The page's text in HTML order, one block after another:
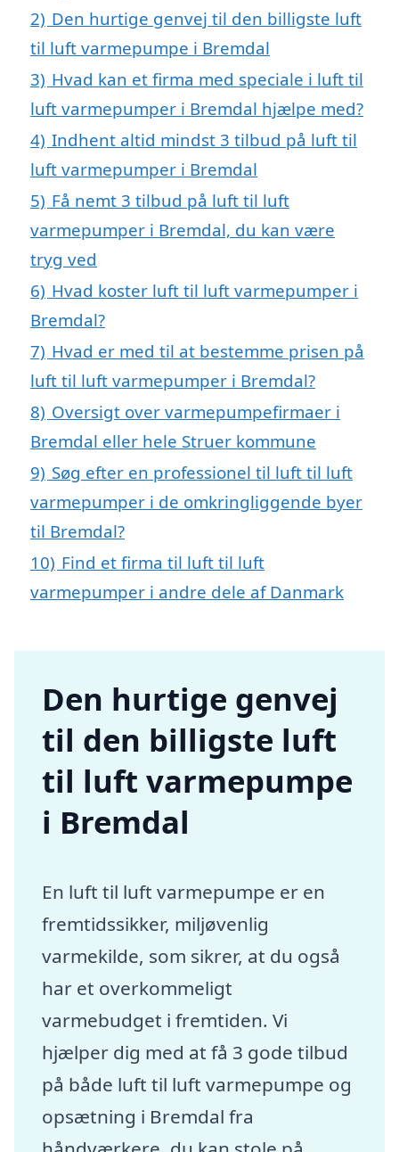
2) Den hurtige genvej til den billigste luft
til luft varmepumpe i Bremdal
3) Hvad kan et firma med speciale i luft til
luft varmepumper i Bremdal hjælpe med?
4) Indhent altid mindst 3 tilbud på luft til
luft varmepumper i Bremdal
5) Få nemt 3 tilbud på luft til luft
varmepumper i Bremdal, du kan være
tryg ved
6) Hvad koster luft til luft varmepumper i
Bremdal?
7) Hvad er med til at bestemme prisen på
luft til luft varmepumper i Bremdal?
8) Oversigt over varmepumpefirmaer i
Bremdal eller hele Struer kommune
9) Søg efter en professionel til luft til luft
varmepumper i de omkringliggende byer
til Bremdal?
10) Find et firma til luft til luft
varmepumper i andre dele af Danmark
Den hurtige genvej
til den billigste luft
til luft varmepumpe
i Bremdal
En luft til luft varmepumpe er en
fremtidssikker, miljøvenlig
varmekilde, som sikrer, at du også
har et overkommeligt
varmebudget i fremtiden. Vi
hjælper dig med at få 3 gode tilbud
på både luft til luft varmepumpe og
opsætning i Bremdal fra